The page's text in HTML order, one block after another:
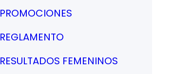
PROMOCIONES
REGLAMENTO
RESULTADOS FEMENINOS